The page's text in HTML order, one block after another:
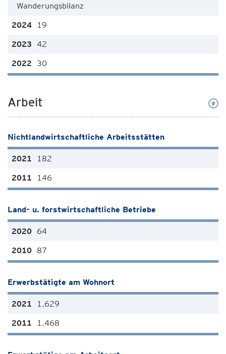
Wanderungsbilanz
19
42
30
Arbeit
Nichtlandwirtschaftliche Arbeitsstätten
182
146
Land- u. forstwirtschaftliche Betriebe
64
87
Erwerbstätigte am Wohnort
1.629
1.468